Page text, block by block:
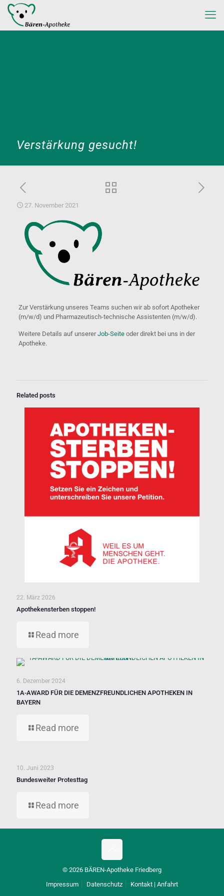
Verstärkung gesucht!
27. November 2021
Zur Verstärkung unseres Teams suchen wir ab sofort Apotheker
(m/w/d) und Pharmazeutisch-technische Assistenten (m/w/d).
Weitere Details auf unsererJob-Seiteoder direkt bei uns in der
Apotheke.
Related posts
22. März 2026
Apothekensterben stoppen!
Read more
6. Dezember 2024
1A-AWARD FÜR DIE DEMENZFREUNDLICHEN APOTHEKEN IN
BAYERN
Read more
10. Juni 2023
Bundesweiter Protesttag
Read more
© 2026 BÄREN-Apotheke Friedberg
Impressum
Datenschutz Kontakt | Anfahrt